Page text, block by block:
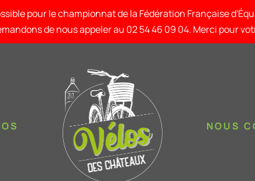
pour le championnat de la Fédération Française
de nous appeler au 02 54 46 09 04. Merci pour
NOUS